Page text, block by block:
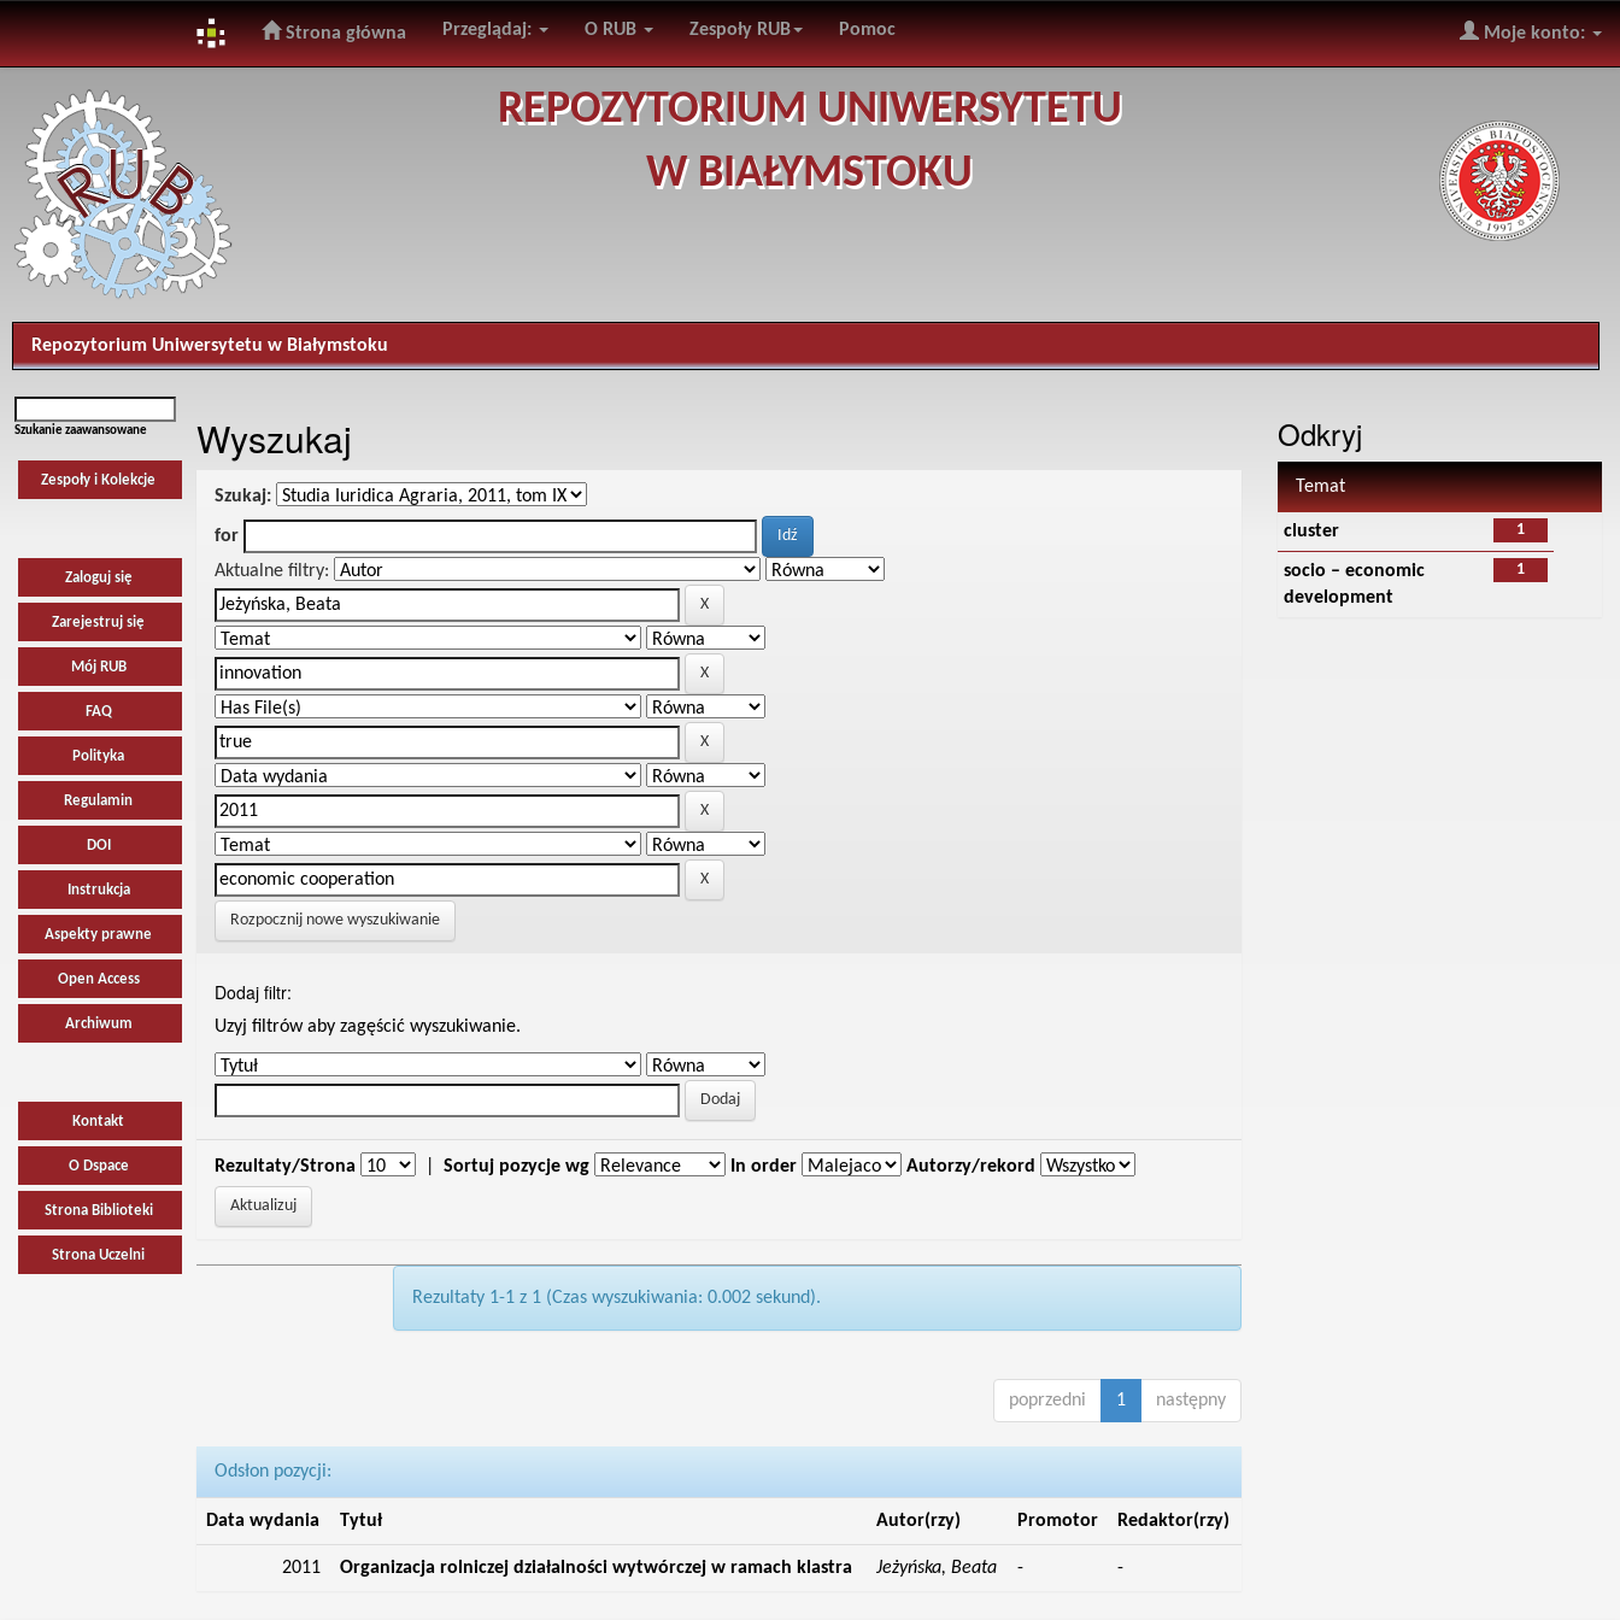
navigation
Strona główna Przeglądaj: O RUB Zespoły RUB Pomoc Moje konto:
REPOZYTORIUM UNIWERSYTETU
W BIAŁYMSTOKU
Repozytorium Uniwersytetu w Białymstoku
Szukanie zaawansowane
Zespoły i Kolekcje
Zaloguj się
Zarejestruj się
Mój RUB
FAQ
Polityka
Regulamin
DOI
Instrukcja
Aspekty prawne
Open Access
Archiwum
Kontakt
O Dspace
Strona Biblioteki
Strona Uczelni
Wyszukaj
Szukaj:
for
Aktualne filtry:
Rozpocznij nowe wyszukiwanie
Dodaj filtr:
Uzyj filtrów aby zagęścić wyszukiwanie.
Rezultaty/Strona Sortuj pozycje wg In order Autorzy/rekord
Rezultaty 1-1 z 1 (Czas wyszukiwania: 0.002 sekund).
poprzedni 1 następny
Odsłon pozycji:
Data wydania Tytuł Autor(rzy) Promotor Redaktor(rzy)
2011 Organizacja rolniczej działalności wytwórczej w ramach klastra Jeżyńska, Beata - -
Odkryj
Temat
1
cluster
1
socio – economic
development